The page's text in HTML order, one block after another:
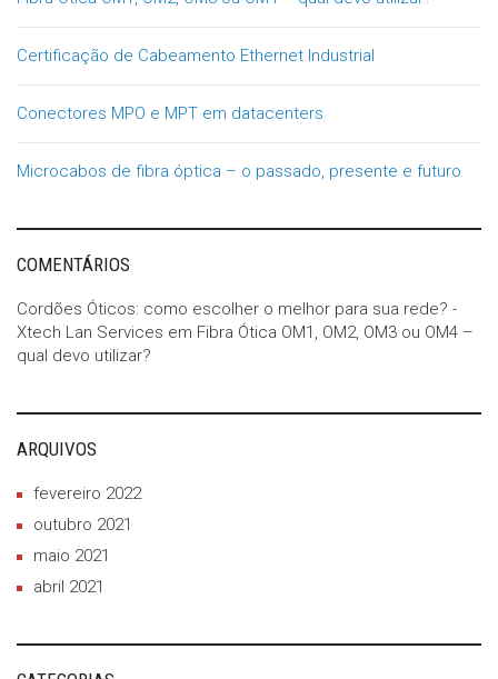
Certificação de Cabeamento Ethernet Industrial
Conectores MPO e MPT em datacenters
Microcabos de fibra óptica – o passado, presente e futuro
COMENTÁRIOS
Cordões Óticos: como escolher o melhor para sua rede? -
Xtech Lan Services em Fibra Ótica OM1, OM2, OM3 ou OM4 –
qual devo utilizar?
ARQUIVOS
fevereiro 2022
outubro 2021
maio 2021
abril 2021